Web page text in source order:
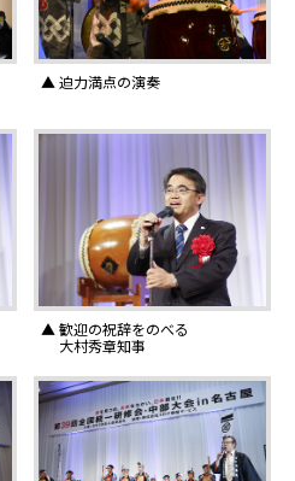
▲ 迫力満点の演奏
▲ 歓迎の祝辞をのべる
大村秀章知事